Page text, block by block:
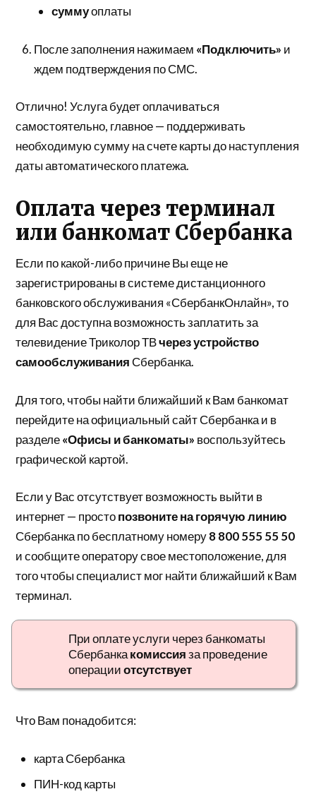
суммуоплаты
После заполнения нажимаем «Подключить» и
ждем подтверждения по СМС.
Отлично! Услуга будет оплачиваться
самостоятельно, главное — поддерживать
необходимую сумму на счете карты до наступления
даты автоматического платежа.
Оплата через терминал
или банкомат Сбербанка
Если по какой-либо причине Вы еще не
зарегистрированы в системе дистанционного
банковского обслуживания «СбербанкОнлайн», то
для Вас доступна возможность заплатить за
телевидение Триколор ТВчерез устройство
самообслуживанияСбербанка.
Для того, чтобы найти ближайший к Вам банкомат
перейдите на официальный сайт Сбербанка и в
разделе«Офисы и банкоматы» воспользуйтесь
графической картой.
Если у Вас отсутствует возможность выйти в
интернет — простопозвоните на горячую линию
Сбербанка по бесплатному номеру8 800 555 55 50
и сообщите оператору свое местоположение, для
того чтобы специалист мог найти ближайший к Вам
терминал.
При оплате услуги через банкоматы
Сбербанкакомиссияза проведение
операцииотсутствует
Что Вам понадобится:
карта Сбербанка
ПИН-код карты